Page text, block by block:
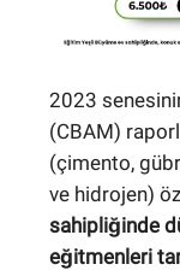
2023
(CBAM)
(çimento,
ve hidrojen)
sahipliğinde
eğitmenleri